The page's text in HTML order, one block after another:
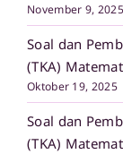
November 9, 2025
Soal dan
(TKA)
Oktober 19, 2025
Soal dan
(TKA)